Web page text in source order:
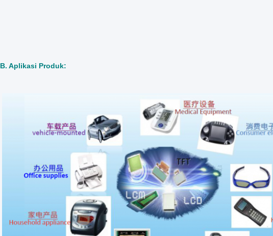
B. Aplikasi Produk: